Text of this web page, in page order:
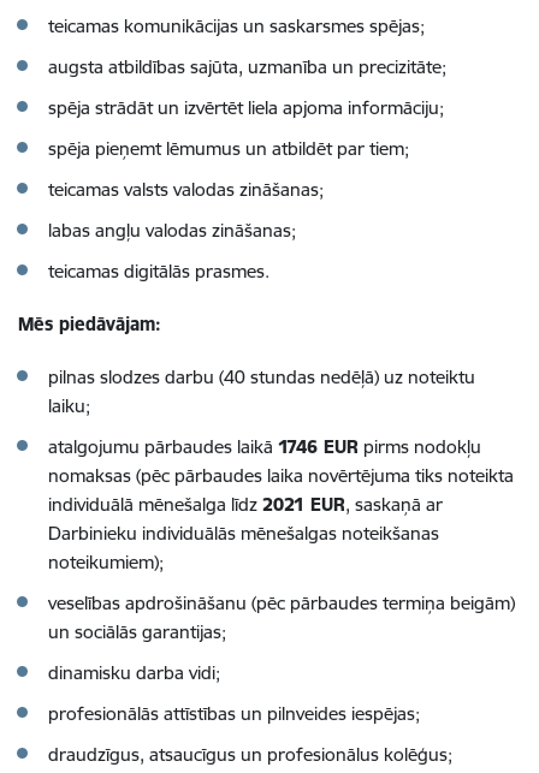
teicamas komunikācijas un saskarsmes spējas;
augsta atbildības sajūta, uzmanība un precizitāte;
spēja strādāt un izvērtēt liela apjoma informāciju;
spēja pieņemt lēmumus un atbildēt par tiem;
teicamas valsts valodas zināšanas;
labas angļu valodas zināšanas;
teicamas digitālās prasmes.
Mēs piedāvājam:
pilnas slodzes darbu (40 stundas nedēļā) uz noteiktu
laiku;
atalgojumu pārbaudes laikā 1746 EUR pirms nodokļu
nomaksas (pēc pārbaudes laika novērtējuma tiks noteikta
individuālā mēnešalga līdz 2021 EUR, saskaņā ar
Darbinieku individuālās mēnešalgas noteikšanas
noteikumiem);
veselības apdrošināšanu (pēc pārbaudes termiņa beigām)
un sociālās garantijas;
dinamisku darba vidi;
profesionālās attīstības un pilnveides iespējas;
draudzīgus, atsaucīgus un profesionālus kolēģus;